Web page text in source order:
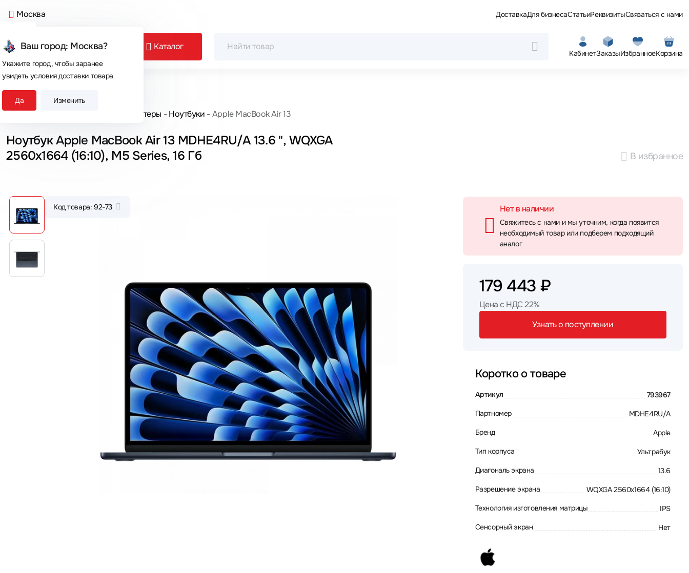
Москва
Ваш город: Москва?
Укажите город, чтобы заранее
увидеть условия доставки товара
Да Изменить
ДоставкаДля бизнесаСтатьиРеквизитыСвязаться с нами
Каталог
КабинетЗаказыИзбранноеКорзина
Сегодня покупают
Главная Компьютеры Ноутбуки Apple MacBook Air 13
Ноутбук Apple MacBook Air 13 MDHE4RU/A 13.6 ", WQXGA
2560x1664 (16:10), M5 Series, 16 Гб
В избранное
Код товара: 92-73 Нет в наличии
Свяжитесь с нами и мы уточним, когда появится
необходимый товар или подберем подходящий
аналог
179 443 ₽
Цена с НДС 22%
Узнать о поступлении
Коротко о товаре
Артикул 793967
Партномер MDHE4RU/A
Бренд Apple
Тип корпуса Ультрабук
Диагональ экрана 13.6
Разрешение экрана WQXGA 2560x1664 (16:10)
Технология изготовления матрицы IPS
Сенсорный экран Нет